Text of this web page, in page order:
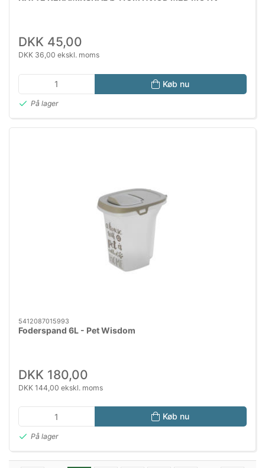
DKK 45,00
DKK 36,00 ekskl. moms
Køb nu
På lager
5412087015993
Foderspand 6L - Pet Wisdom
DKK 180,00
DKK 144,00 ekskl. moms
Køb nu
På lager